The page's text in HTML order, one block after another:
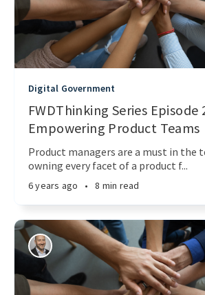
Digital Government
FWDThinking Series Episode
Empowering Product Teams
Product managers are a must in the
owning every facet of a product f...
6 years ago • 8 min read